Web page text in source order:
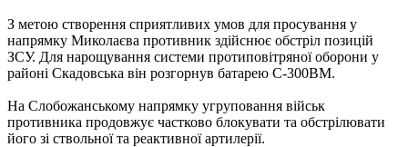
З метою створення сприятливих умов для просування у
напрямку Миколаєва противник здійснює обстріл позицій
ЗСУ. Для нарощування системи протиповітряної оборони у
районі Скадовська він розгорнув батарею С-300ВМ.
На Слобожанському напрямку угруповання військ
противника продовжує частково блокувати та обстрілювати
його зі ствольної та реактивної артилерії.